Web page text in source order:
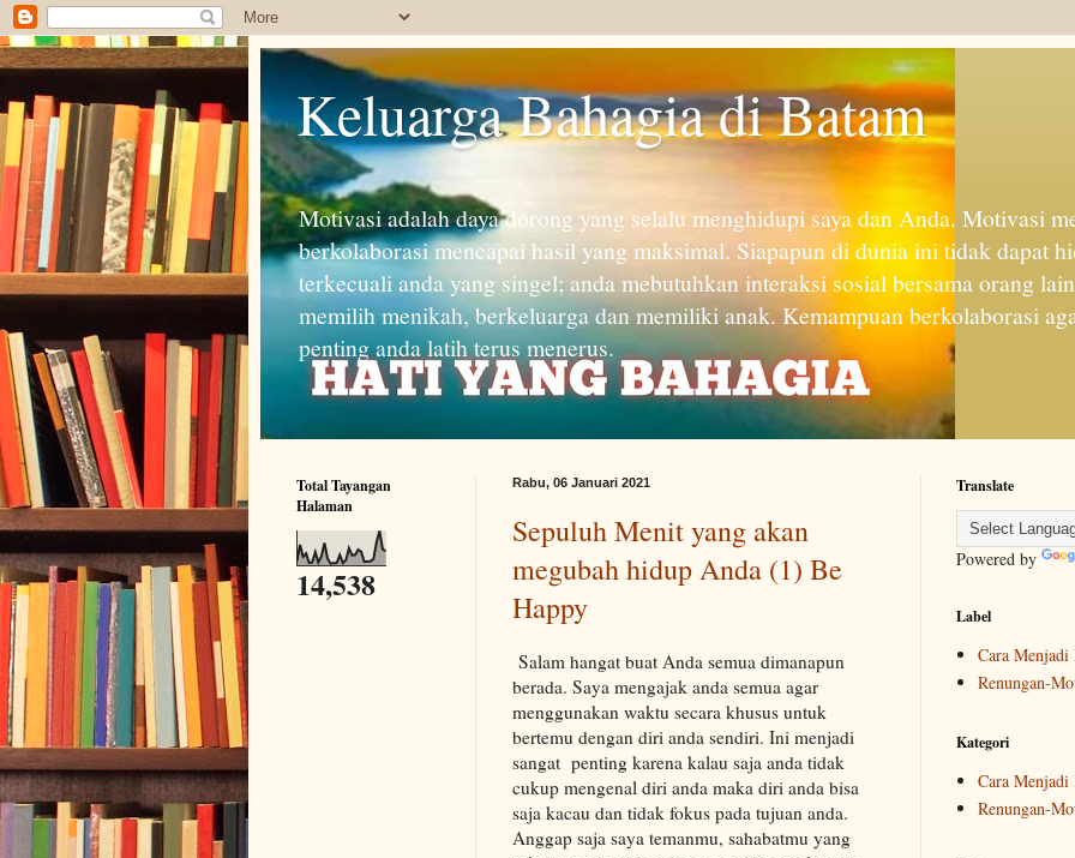
Keluarga Bahagia di Batam
Motivasi adalah daya dorong yang selalu menghidupi saya dan Anda. Motivasi
berkolaborasi mencapai hasil yang maksimal. Siapapun di dunia ini tidak dapat
terkecuali anda yang singel; anda mebutuhkan interaksi sosial bersama orang
memilih menikah, berkeluarga dan memiliki anak. Kemampuan berkolaborasi
penting anda latih terus menerus.
Rabu, 06 Januari 2021
Sepuluh Menit yang akan
megubah hidup Anda (1) Be
Happy
Salam hangat buat Anda semua dimanapun
berada. Saya mengajak anda semua agar
menggunakan waktu secara khusus untuk
bertemu dengan diri anda sendiri. Ini menjadi
sangat penting karena kalau saja anda tidak
cukup mengenal diri anda maka diri anda bisa
saja kacau dan tidak fokus pada tujuan anda.
Anggap saja saya temanmu, sahabatmu yang
Total Tayangan
Halaman
14,538
Translate
Powered by
Label
Cara Menjadi
Renungan-
Kategori
Cara Menjadi
Renungan-